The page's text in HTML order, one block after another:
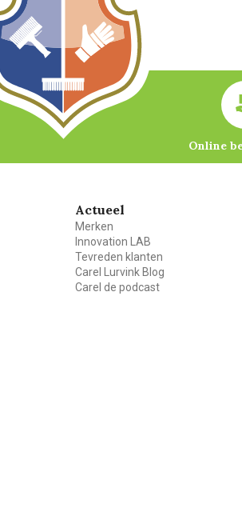
Online
Actueel
Merken
Innovation LAB
Tevreden klanten
Carel Lurvink Blog
Carel de podcast